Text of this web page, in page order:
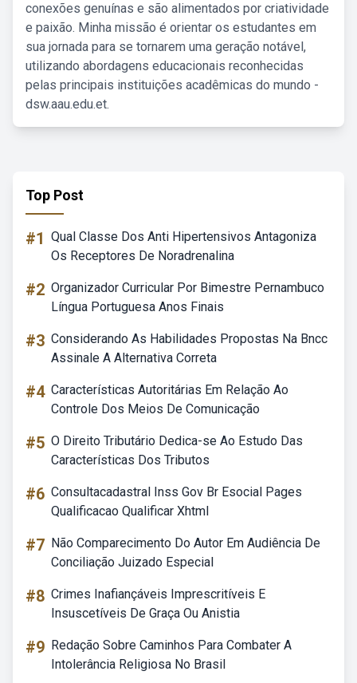
conexões genuínas e são alimentados por criatividade
e paixão. Minha missão é orientar os estudantes em
sua jornada para se tornarem uma geração notável,
utilizando abordagens educacionais reconhecidas
pelas principais instituições acadêmicas do mundo -
dsw.aau.edu.et.
Top Post
#1 Qual Classe Dos Anti Hipertensivos Antagoniza
Os Receptores De Noradrenalina
#2 Organizador Curricular Por Bimestre Pernambuco
Língua Portuguesa Anos Finais
#3 Considerando As Habilidades Propostas Na Bncc
Assinale A Alternativa Correta
#4 Características Autoritárias Em Relação Ao
Controle Dos Meios De Comunicação
#5 O Direito Tributário Dedica-se Ao Estudo Das
Características Dos Tributos
#6 Consultacadastral Inss Gov Br Esocial Pages
Qualificacao Qualificar Xhtml
#7 Não Comparecimento Do Autor Em Audiência De
Conciliação Juizado Especial
#8 Crimes Inafiançáveis Imprescritíveis E
Insuscetíveis De Graça Ou Anistia
#9 Redação Sobre Caminhos Para Combater A
Intolerância Religiosa No Brasil